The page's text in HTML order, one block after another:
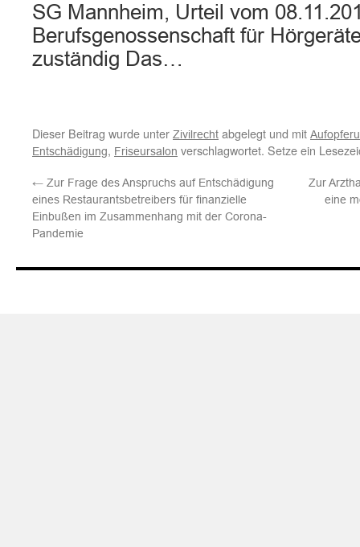
SG Mannheim, Urteil vom
Berufsgenossenschaft für
zuständig Das…
Dieser Beitrag wurde unter Zivilrecht abgelegt und mit
Entschädigung, Friseursalon verschlagwortet. Setze ein
← Zur Frage des Anspruchs auf Entschädigung
eines Restaurantsbetreibers für finanzielle
Einbußen im Zusammenhang mit der Corona-
Pandemie
Zur
eine